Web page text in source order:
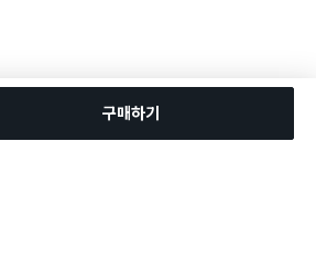
구매하기